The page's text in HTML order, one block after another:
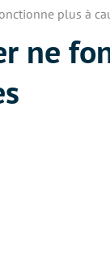
plus à
ne